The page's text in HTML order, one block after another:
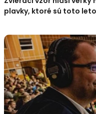
plavky, ktoré sú toto